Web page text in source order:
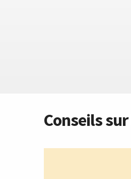
Conseils